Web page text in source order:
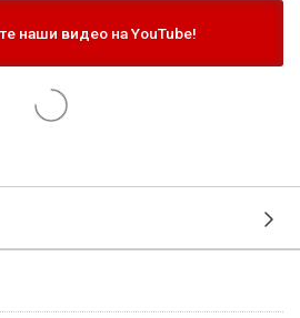
наши видео на YouTube!